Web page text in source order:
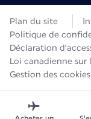
Plan du site
Politique de
Déclaration
Loi canadienne sur
Gestion des cookies